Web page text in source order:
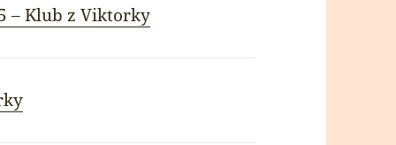
– Klub z Viktorky